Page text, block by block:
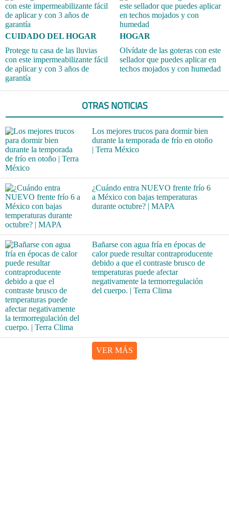
CUIDADO DEL HOGAR
Protege tu casa de las lluvias
con este impermeabilizante fácil
de aplicar y con 3 años de
garantía
HOGAR
Olvídate de las goteras con este
sellador que puedes aplicar en
techos mojados y con humedad
OTRAS NOTICIAS
Los mejores trucos para dormir bien
durante la temporada de frío en otoño
| Terra México
¿Cuándo entra NUEVO frente frío 6
a México con bajas temperaturas
durante octubre? | MAPA
Bañarse con agua fría en épocas de
calor puede resultar contraproducente
debido a que el contraste brusco de
temperaturas puede afectar
negativamente la termorregulación
del cuerpo. | Terra Clima
VER MÁS